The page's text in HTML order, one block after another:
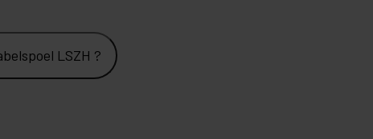
LSZH ?